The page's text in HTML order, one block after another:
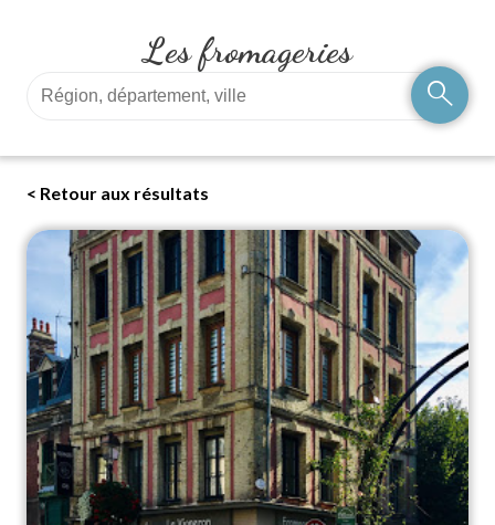
Les fromageries
search
< Retour aux résultats